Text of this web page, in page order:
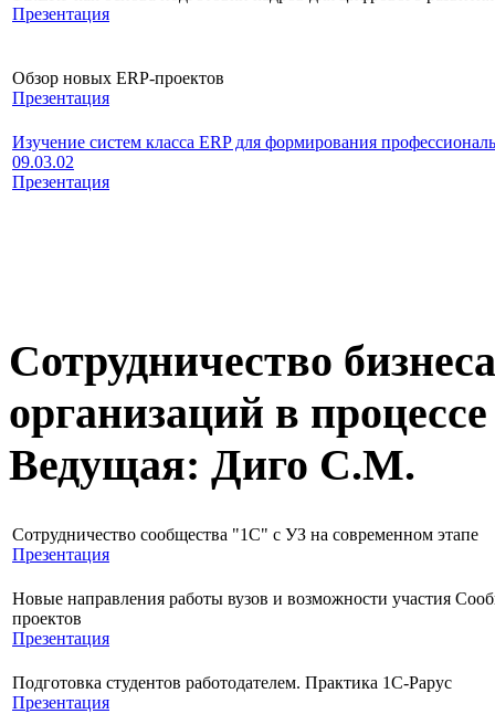
Презентация
Обзор новых ERP-проектов
Презентация
Изучение систем класса ERP для формирования
09.03.02
Презентация
Сотрудничество
организаций в
Ведущая: Диго С.М.
Сотрудничество сообщества "1С" с УЗ на современном этапе
Презентация
Новые направления работы вузов и возможности участия
проектов
Презентация
Подготовка студентов работодателем. Практика 1С-Рарус
Презентация